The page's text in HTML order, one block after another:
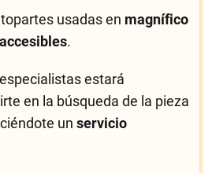
usadas en magnífico
.
estará
en la búsqueda de la pieza
unservicio